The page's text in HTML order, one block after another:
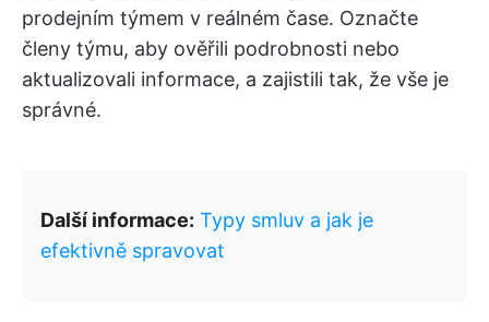
prodejním týmem v reálném čase. Označte
členy týmu, aby ověřili podrobnosti nebo
aktualizovali informace, a zajistili tak, že vše je
správné.
Další informace: Typy smluv a jak je
efektivně spravovat